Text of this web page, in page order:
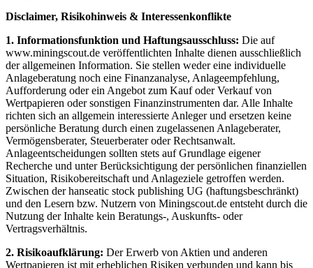
Disclaimer, Risikohinweis & Interessenkonflikte
1. Informationsfunktion und Haftungsausschluss: Die auf
www.miningscout.de veröffentlichten Inhalte dienen ausschließlich
der allgemeinen Information. Sie stellen weder eine individuelle
Anlageberatung noch eine Finanzanalyse, Anlageempfehlung,
Aufforderung oder ein Angebot zum Kauf oder Verkauf von
Wertpapieren oder sonstigen Finanzinstrumenten dar. Alle Inhalte
richten sich an allgemein interessierte Anleger und ersetzen keine
persönliche Beratung durch einen zugelassenen Anlageberater,
Vermögensberater, Steuerberater oder Rechtsanwalt.
Anlageentscheidungen sollten stets auf Grundlage eigener
Recherche und unter Berücksichtigung der persönlichen finanziellen
Situation, Risikobereitschaft und Anlageziele getroffen werden.
Zwischen der hanseatic stock publishing UG (haftungsbeschränkt)
und den Lesern bzw. Nutzern von Miningscout.de entsteht durch die
Nutzung der Inhalte kein Beratungs-, Auskunfts- oder
Vertragsverhältnis.
2. Risikoaufklärung: Der Erwerb von Aktien und anderen
Wertpapieren ist mit erheblichen Risiken verbunden und kann bis